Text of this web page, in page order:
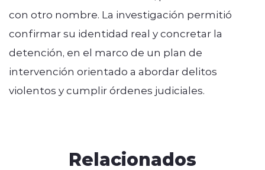
con otro nombre. La investigación permitió
confirmar su identidad real y concretar la
detención, en el marco de un plan de
intervención orientado a abordar delitos
violentos y cumplir órdenes judiciales.
Relacionados